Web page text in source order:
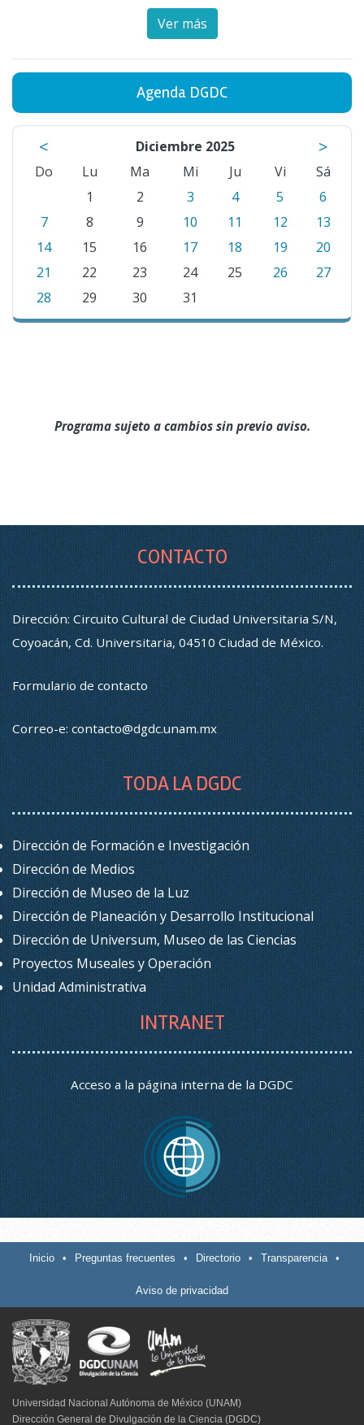
Ver más
Agenda DGDC
< Diciembre 2025 >
Do Lu Ma Mi Ju Vi
Sá
1
2 3 4 5
6
7
8 9 10 11 12
13
14
15 16 17 18 19
20
21
22 23 24 25 26
27
28
29 30 31
Programa sujeto a cambios sin previo aviso.
CONTACTO
Dirección: Circuito Cultural de Ciudad Universitaria S/N,
Coyoacán, Cd. Universitaria, 04510 Ciudad de México.
Formulario de contacto
Correo-e:contacto@dgdc.unam.mx
TODA LA DGDC
Dirección de Formación e Investigación
Dirección de Medios
Dirección de Museo de la Luz
Dirección de Planeación y Desarrollo Institucional
Dirección de Universum, Museo de las Ciencias
Proyectos Museales y Operación
Unidad Administrativa
INTRANET
Acceso a la página interna de la DGDC
Inicio • Preguntas frecuentes • Directorio • Transparencia •
Aviso de privacidad
Universidad Nacional Autónoma de México (UNAM)
Dirección General de Divulgación de la Ciencia (DGDC)